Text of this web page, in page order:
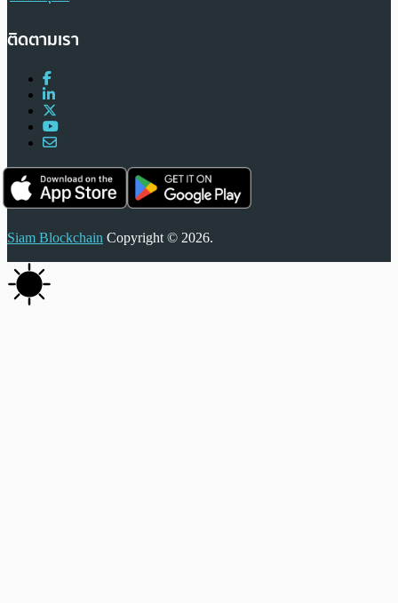
ติดตามเรา
Siam Blockchain Copyright © 2026.